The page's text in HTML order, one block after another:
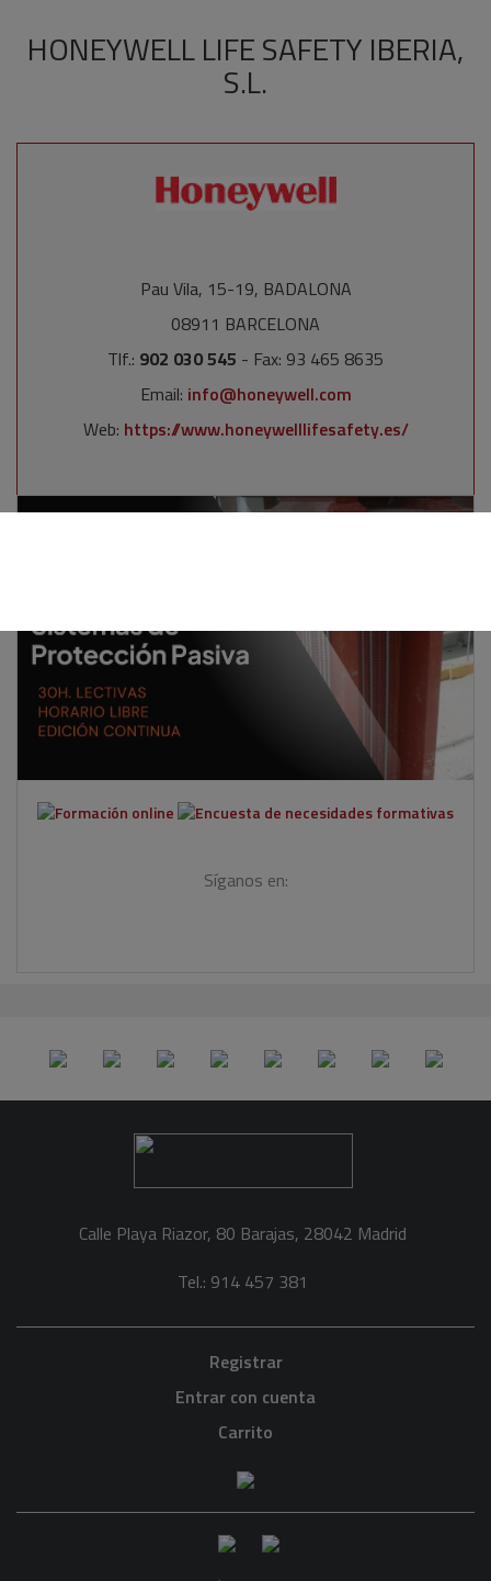
HONEYWELL LIFE SAFETY IBERIA,
S.L.
Pau Vila, 15-19, BADALONA
08911 BARCELONA
Tlf.: 902 030 545 - Fax: 93 465 8635
Email: info@honeywell.com
Web: https://www.honeywelllifesafety.es/
Síganos en:
Calle Playa Riazor, 80 Barajas, 28042 Madrid
Tel.: 914 457 381
Registrar
Entrar con cuenta
Carrito